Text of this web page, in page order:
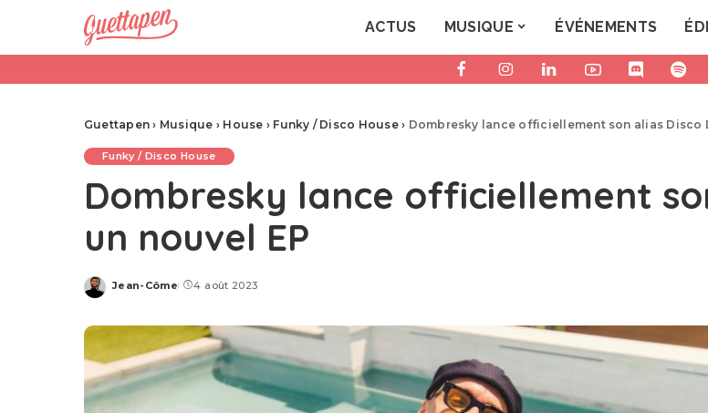
ACTUS MUSIQUE ÉVÉNEMENTS
Guettapen › Musique › House › Funky / Disco House› Dombresky lance officiellement son alias Disco
Funky / Disco House
Dombresky lance officiellement
un nouvel EP
Posted
Jean-Côme 4 août 2023